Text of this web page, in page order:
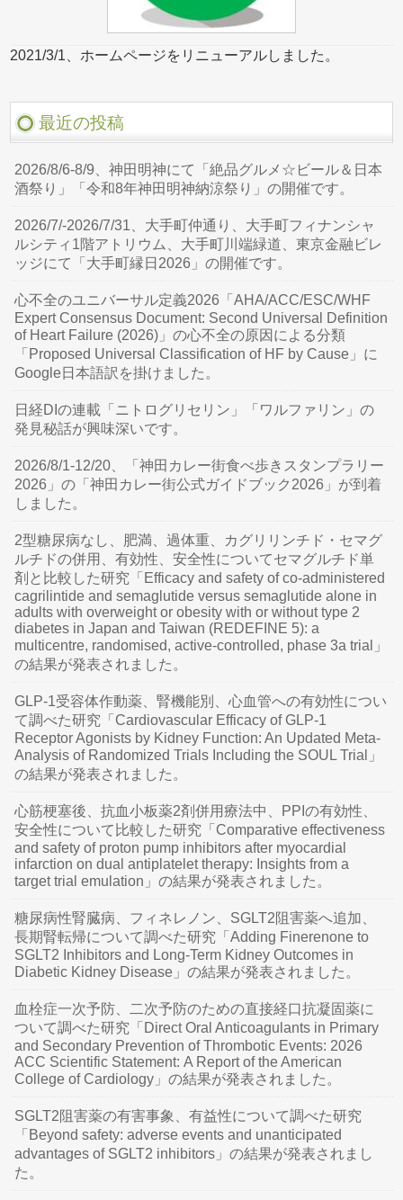
2021/3/1、ホームページをリニューアルしました。
最近の投稿
2026/8/6-8/9、神田明神にて「絶品グルメ☆ビール＆日本
酒祭り」「令和8年神田明神納涼祭り」の開催です。
2026/7/-2026/7/31、大手町仲通り、大手町フィナンシャ
ルシティ1階アトリウム、大手町川端緑道、東京金融ビレ
ッジにて「大手町縁日2026」の開催です。
心不全のユニバーサル定義2026「AHA/ACC/ESC/WHF
Expert Consensus Document: Second Universal Definition
of Heart Failure (2026)」の心不全の原因による分類
「Proposed Universal Classification of HF by Cause」に
Google日本語訳を掛けました。
日経DIの連載「ニトログリセリン」「ワルファリン」の
発見秘話が興味深いです。
2026/8/1-12/20、「神田カレー街食べ歩きスタンプラリー
2026」の「神田カレー街公式ガイドブック2026」が到着
しました。
2型糖尿病なし、肥満、過体重、カグリリンチド・セマグ
ルチドの併用、有効性、安全性についてセマグルチド単
剤と比較した研究「Efficacy and safety of co-administered
cagrilintide and semaglutide versus semaglutide alone in
adults with overweight or obesity with or without type 2
diabetes in Japan and Taiwan (REDEFINE 5): a
multicentre, randomised, active-controlled, phase 3a trial」
の結果が発表されました。
GLP-1受容体作動薬、腎機能別、心血管への有効性につい
て調べた研究「Cardiovascular Efficacy of GLP-1
Receptor Agonists by Kidney Function: An Updated Meta-
Analysis of Randomized Trials Including the SOUL Trial」
の結果が発表されました。
心筋梗塞後、抗血小板薬2剤併用療法中、PPIの有効性、
安全性について比較した研究「Comparative effectiveness
and safety of proton pump inhibitors after myocardial
infarction on dual antiplatelet therapy: Insights from a
target trial emulation」の結果が発表されました。
糖尿病性腎臓病、フィネレノン、SGLT2阻害薬へ追加、
長期腎転帰について調べた研究「Adding Finerenone to
SGLT2 Inhibitors and Long-Term Kidney Outcomes in
Diabetic Kidney Disease」の結果が発表されました。
血栓症一次予防、二次予防のための直接経口抗凝固薬に
ついて調べた研究「Direct Oral Anticoagulants in Primary
and Secondary Prevention of Thrombotic Events: 2026
ACC Scientific Statement: A Report of the American
College of Cardiology」の結果が発表されました。
SGLT2阻害薬の有害事象、有益性について調べた研究
「Beyond safety: adverse events and unanticipated
advantages of SGLT2 inhibitors」の結果が発表されまし
た。